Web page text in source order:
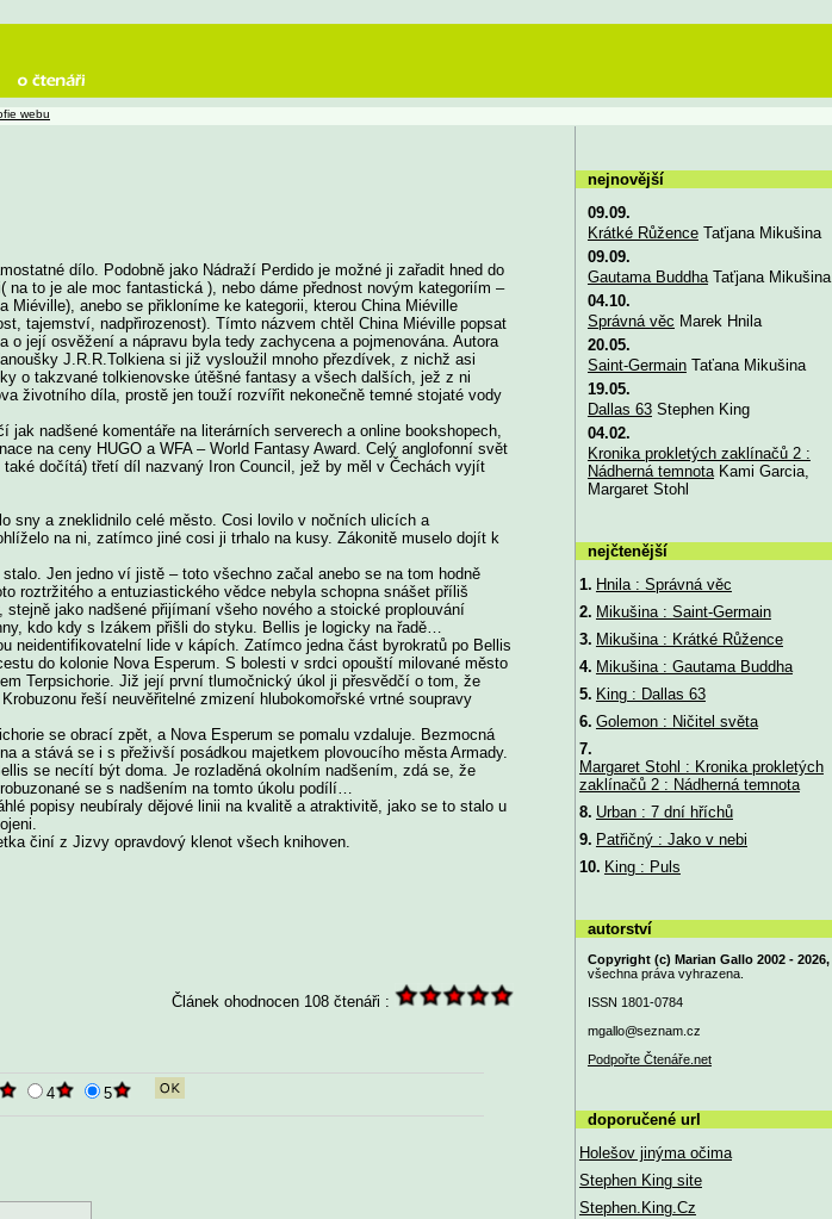
dílo. Podobně jako Nádraží Perdido je možné ji zařadit hned do
to je ale moc fantastická ), nebo dáme přednost novým kategoriím –
anebo se přikloníme ke kategorii, kterou China Miéville
tajemství, nadpřirozenost). Tímto názvem chtěl China Miéville popsat
její osvěžení a nápravu byla tedy zachycena a pojmenována. Autora
J.R.R.Tolkiena si již vysloužil mnoho přezdívek, z nichž asi
o takzvané tolkienovske útěšné fantasy a všech dalších, jež z ni
životního díla, prostě jen touží rozvířit nekonečně temné stojaté vody
nadšené komentáře na literárních serverech a online bookshopech,
na ceny HUGO a WFA – World Fantasy Award. Celý anglofonní svět
dočítá) třetí díl nazvaný Iron Council, jež by měl v Čechách vyjít
sny a zneklidnilo celé město. Cosi lovilo v nočních ulicích a
na ni, zatímco jiné cosi ji trhalo na kusy. Zákonitě muselo dojít k
Jen jedno ví jistě – toto všechno začal anebo se na tom hodně
roztržitého a entuziastického vědce nebyla schopna snášet příliš
jako nadšené přijímaní všeho nového a stoické proplouvání
kdo kdy s Izákem přišli do styku. Bellis je logicky na řadě…
neidentifikovatelní lide v kápích. Zatímco jedna část byrokratů po Bellis
do kolonie Nova Esperum. S bolesti v srdci opouští milované město
Terpsichorie. Již její první tlumočnický úkol ji přesvědčí o tom, že
řeší neuvěřitelné zmizení hlubokomořské vrtné soupravy
se obrací zpět, a Nova Esperum se pomalu vzdaluje. Bezmocná
a stává se i s přeživší posádkou majetkem plovoucího města Armady.
se necítí být doma. Je rozladěná okolním nadšením, zdá se, že
se s nadšením na tomto úkolu podílí…
popisy neubíraly dějové linii na kvalitě a atraktivitě, jako se to stalo u
činí z Jizvy opravdový klenot všech knihoven.
Článek ohodnocen 108 čtenáři :
4 5
webu
nejnovější
09.09.
Krátké RůženceTaťjana Mikušina
09.09.
Gautama BuddhaTaťjana Mikušina
04.10.
Správná věc Marek Hnila
20.05.
Saint-GermainTaťana Mikušina
19.05.
Dallas 63Stephen King
04.02.
Kronika prokletých zaklínačů 2 :
Nádherná temnotaKami Garcia,
Margaret Stohl
nejčtenější
1. Hnila : Správná věc
2. Mikušina : Saint-Germain
3. Mikušina : Krátké Růžence
4. Mikušina : Gautama Buddha
5. King : Dallas 63
6. Golemon : Ničitel světa
7.
Margaret Stohl : Kronika prokletých
zaklínačů 2 : Nádherná temnota
8. Urban : 7 dní hříchů
9. Patřičný : Jako v nebi
10. King : Puls
autorství
Copyright (c) Marian Gallo 2002 - 2026,
všechna práva vyhrazena.
ISSN 1801-0784
mgallo@seznam.cz
Podpořte Čtenáře.net
doporučené url
Holešov jinýma očima
Stephen King site
Stephen.King.Cz